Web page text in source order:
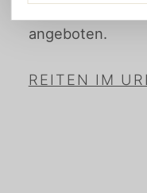
werden Ausritte
angeboten.
REITEN IM